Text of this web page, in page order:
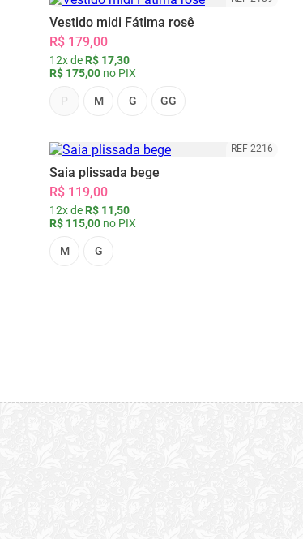
Vestido midi Fátima rosê
R$ 179,00
12x de R$ 17,30
R$ 175,00 no PIX
P M G GG
REF 2216
Saia plissada bege
R$ 119,00
12x de R$ 11,50
R$ 115,00 no PIX
M G